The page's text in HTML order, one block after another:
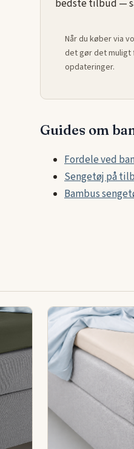
bedste tilbud —
Når du køber via
det gør det muligt
opdateringer.
Guides om
Fordele ved
Sengetøj på
Bambus